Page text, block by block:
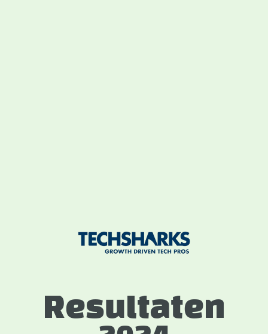
Resultaten